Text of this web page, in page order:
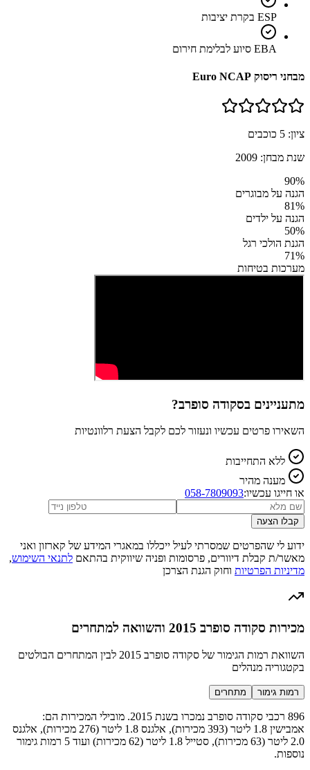
ESP בקרת יציבות
EBA סיוע לבלימת חירום
מבחני ריסוק Euro NCAP
ציון: 5 כוכבים
שנת מבחן: 2009
90%
הגנה על מבוגרים
81%
הגנה על ילדים
50%
הגנת הולכי רגל
71%
מערכות בטיחות
מתעניינים בסקודה סופרב?
השאירו פרטים עכשיו ונעזור לכם לקבל הצעת רלוונטיות
ללא התחייבות
מענה מהיר
או חייגו עכשיו:058-7809093
קבלו הצעה
ידוע לי שהפרטים שמסרתי לעיל ייכללו במאגרי המידע של קארזון ואני
מאשר/ת קבלת דיוורים, פרסומות ופניה שיווקית בהתאם לתנאי השימוש,
מדיניות הפרטיות וחוק הגנת הצרכן
מכירות סקודה סופרב 2015 והשוואה למתחרים
השוואת רמות הגימור של סקודה סופרב 2015 לבין המתחרים הבולטים
בקטגוריה מנהלים
רמות גימור מתחרים
896 רכבי סקודה סופרב נמכרו בשנת 2015. מובילי המכירות הם:
אמבישין 1.8 ליטר (393 מכירות), אלגנס 1.8 ליטר (276 מכירות), אלגנס
2.0 ליטר (63 מכירות), סטייל 1.8 ליטר (62 מכירות) ועוד 5 רמות גימור
נוספות.